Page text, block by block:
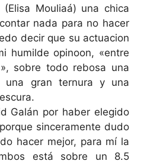
Mouliaá) una chica
nada para no hacer
decir que su actuacion
humilde opinoon, «entre
sobre todo rebosa una
una gran ternura y una
Galán por haber elegido
sinceramente dudo
hacer mejor, para mí la
está sobre un 8.5